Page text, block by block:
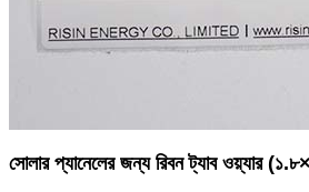
সোলার প্যানেলের জন্য রিবন ট্যাব ওয়্যার